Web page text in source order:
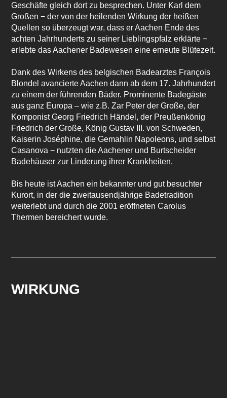
Geschäfte gleich dort zu besprechen. Unter Karl dem
Großen − der von der heilenden Wirkung der heißen
Quellen so überzeugt war, dass er Aachen Ende des
achten Jahrhunderts zu seiner Lieblingspfalz erklärte −
erlebte das Aachener Badewesen eine erneute Blütezeit.
Dank des Wirkens des belgischen Badearztes François
Blondel avancierte Aachen dann ab dem 17. Jahrhundert
zu einem der führenden Bäder. Prominente Badegäste
aus ganz Europa – wie z.B. Zar Peter der Große, der
Komponist Georg Friedrich Händel, der Preußenkönig
Friedrich der Große, König Gustav III. von Schweden,
Kaiserin Joséphine, die Gemahlin Napoleons, und selbst
Casanova − nutzten die Aachener und Burtscheider
Badehäuser zur Linderung ihrer Krankheiten.
Bis heute ist Aachen ein bekannter und gut besuchter
Kurort, in der die zweitausendjährige Badetradition
weiterlebt und durch die 2001 eröffneten Carolus
Thermen bereichert wurde.
WIRKUNG